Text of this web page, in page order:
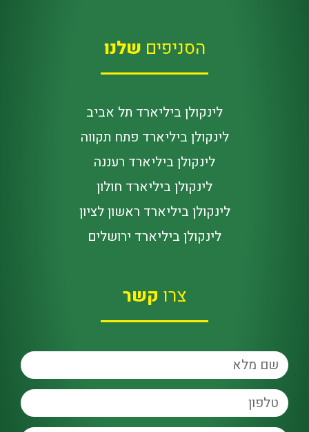
הסניפים שלנו
לינקולן ביליארד תל אביב
לינקולן ביליארד פתח תקווה
לינקולן ביליארד רעננה
לינקולן ביליארד חולון
לינקולן ביליארד ראשון לציון
לינקולן ביליארד ירושלים
צרו קשר